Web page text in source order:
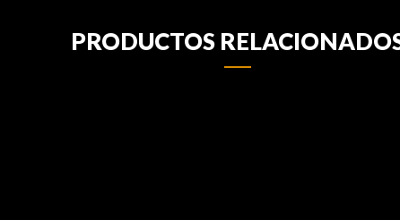
PRODUCTOS